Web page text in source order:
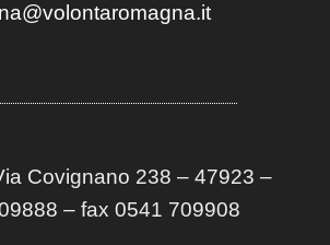
Covignano 238 – 47923 –
– fax 0541 709908